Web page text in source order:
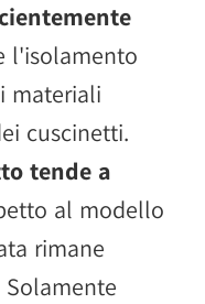
l'isolamento
materiali
cuscinetti.
tende a
al modello
rimane